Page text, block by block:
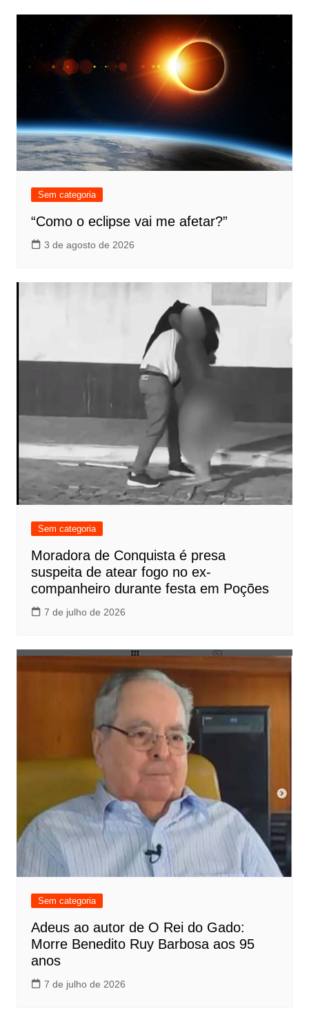
Sem categoria
“Como o eclipse vai me afetar?”
3 de agosto de 2026
Sem categoria
Moradora de Conquista é presa
suspeita de atear fogo no ex-
companheiro durante festa em Poções
7 de julho de 2026
Sem categoria
Adeus ao autor de O Rei do Gado:
Morre Benedito Ruy Barbosa aos 95
anos
7 de julho de 2026